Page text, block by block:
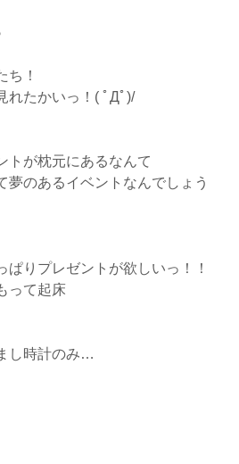
ち！
れたかいっ！( ﾟДﾟ)/
トが枕元にあるなんて
夢のあるイベントなんでしょう
ぱりプレゼントが欲しいっ！！
って起床
し時計のみ…